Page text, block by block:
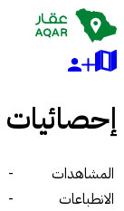
إحصائيات
المشاهدات
-
الانطباعات
-